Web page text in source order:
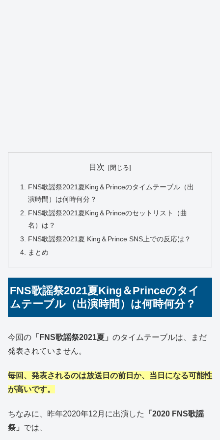
目次
FNS歌謡祭2021夏King＆Princeのタイムテーブル（出
演時間）は何時何分？
FNS歌謡祭2021夏King＆Princeのセットリスト（曲
名）は？
FNS歌謡祭2021夏 King＆Prince SNS上での反応は？
まとめ
FNS歌謡祭2021夏King＆Princeのタイ
ムテーブル（出演時間）は何時何分？
今回の 「FNS歌謡祭2021夏」 のタイムテーブルは、まだ
発表されていません。
毎回、発表されるのは放送日の前日か、当日になる可能性
が高いです。
ちなみに、昨年2020年12月に出演した
「2020 FNS歌謡
祭」 では、